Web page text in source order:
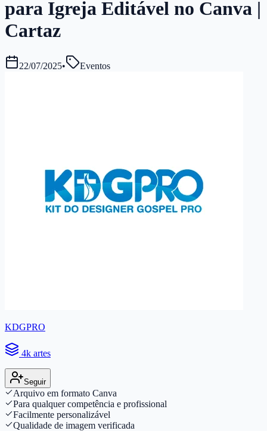
para Igreja Editável no Canva |
Cartaz
22/07/2025• Eventos
KDGPRO
4k artes
Seguir
Arquivo em formato Canva
Para qualquer competência e profissional
Facilmente personalizável
Qualidade de imagem verificada